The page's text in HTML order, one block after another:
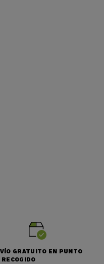
GRATUITO EN PUNTO
RECOGIDO